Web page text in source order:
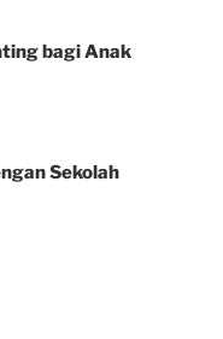
bagi Anak
Sekolah